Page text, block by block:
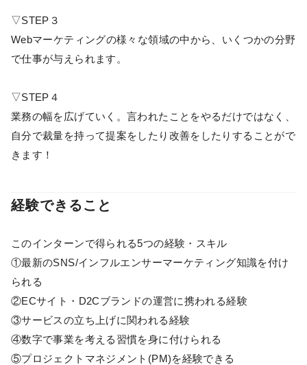
▽STEP３
Webマーケティングの様々な領域の中から、いくつかの分野
で仕事が与えられます。
▽STEP４
業務の幅を広げていく。言われたことをやるだけではなく、
自分で裁量を持って提案をしたり改善をしたりすることがで
きます！
経験できること
このインターンで得られる5つの経験・スキル
①最新のSNS/インフルエンサーマーケティング知識を付け
られる
②ECサイト・D2Cブランドの運営に携われる経験
③サービスの立ち上げに関われる経験
④数字で事業を考える習慣を身に付けられる
⑤プロジェクトマネジメント(PM)を経験できる